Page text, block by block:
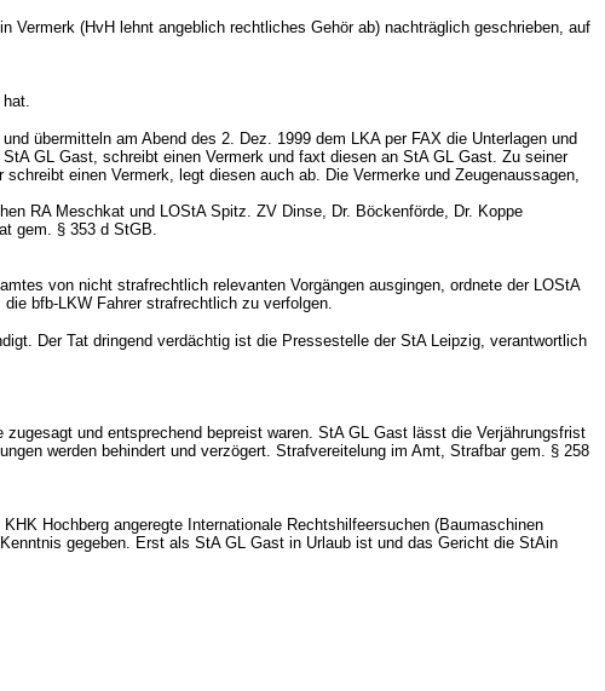
Vermerk (HvH lehnt angeblich rechtliches Gehör ab) nachträglich geschrieben, auf
hat.
übermitteln am Abend des 2. Dez. 1999 dem LKA per FAX die Unterlagen und
GL Gast, schreibt einen Vermerk und faxt diesen an StA GL Gast. Zu seiner
einen Vermerk, legt diesen auch ab. Die Vermerke und Zeugenaussagen,
RA Meschkat und LOStA Spitz. ZV Dinse, Dr. Böckenförde, Dr. Koppe
gem. § 353 d StGB.
von nicht strafrechtlich relevanten Vorgängen ausgingen, ordnete der LOStA
bfb-LKW Fahrer strafrechtlich zu verfolgen.
Der Tat dringend verdächtig ist die Pressestelle der StA Leipzig, verantwortlich
und entsprechend bepreist waren. StA GL Gast lässt die Verjährungsfrist
werden behindert und verzögert. Strafvereitelung im Amt, Strafbar gem. § 258
Hochberg angeregte Internationale Rechtshilfeersuchen (Baumaschinen
gegeben. Erst als StA GL Gast in Urlaub ist und das Gericht die StAin